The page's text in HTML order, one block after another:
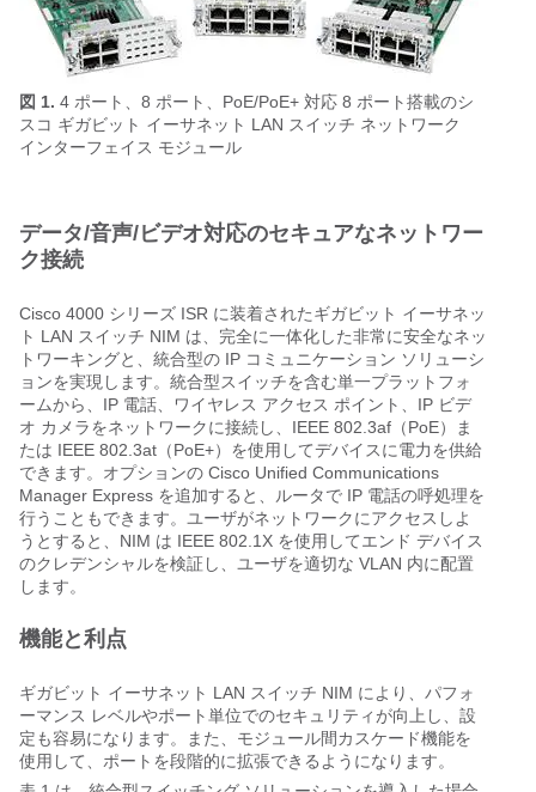
図 1. 4 ポート、8 ポート、PoE/PoE+ 対応 8 ポート搭載のシ
スコ ギガビット イーサネット LAN スイッチ ネットワーク
インターフェイス モジュール
データ/音声/ビデオ対応のセキュアなネットワー
ク接続
Cisco 4000 シリーズ ISR に装着されたギガビット イーサネッ
ト LAN スイッチ NIM は、完全に一体化した非常に安全なネッ
トワーキングと、統合型の IP コミュニケーション ソリューシ
ョンを実現します。統合型スイッチを含む単一プラットフォ
ームから、IP 電話、ワイヤレス アクセス ポイント、IP ビデ
オ カメラをネットワークに接続し、IEEE 802.3af（PoE）ま
たは IEEE 802.3at（PoE+）を使用してデバイスに電力を供給
できます。オプションの Cisco Unified Communications
Manager Express を追加すると、ルータで IP 電話の呼処理を
行うこともできます。ユーザがネットワークにアクセスしよ
うとすると、NIM は IEEE 802.1X を使用してエンド デバイス
のクレデンシャルを検証し、ユーザを適切な VLAN 内に配置
します。
機能と利点
ギガビット イーサネット LAN スイッチ NIM により、パフォ
ーマンス レベルやポート単位でのセキュリティが向上し、設
定も容易になります。また、モジュール間カスケード機能を
使用して、ポートを段階的に拡張できるようになります。